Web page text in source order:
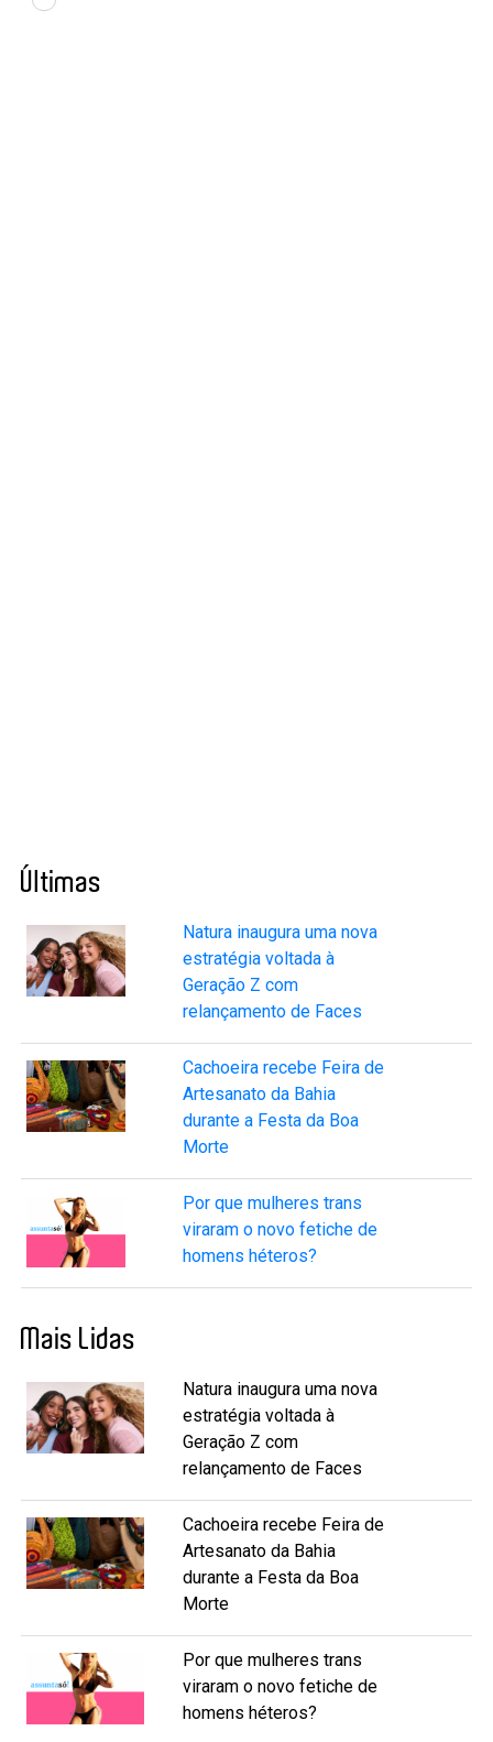
Últimas
Natura inaugura uma nova
estratégia voltada à
Geração Z com
relançamento de Faces
Cachoeira recebe Feira de
Artesanato da Bahia
durante a Festa da Boa
Morte
Por que mulheres trans
viraram o novo fetiche de
homens héteros?
Mais Lidas
Natura inaugura uma nova
estratégia voltada à
Geração Z com
relançamento de Faces
Cachoeira recebe Feira de
Artesanato da Bahia
durante a Festa da Boa
Morte
Por que mulheres trans
viraram o novo fetiche de
homens héteros?